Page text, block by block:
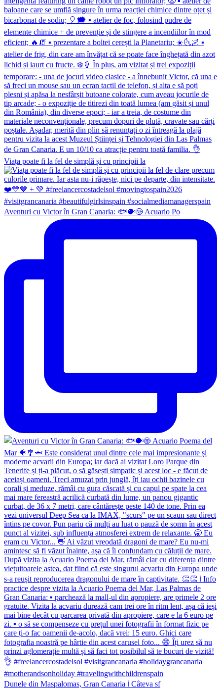
Viața poate fi la fel de simplă și cu principii la
Aventuri cu Victor în Gran Canaria: 🐟🐡🍥 Acuario Po
Dunele din Maspalomas, Gran Canaria ℹ️ Câteva sf